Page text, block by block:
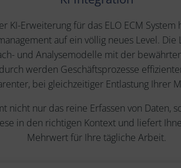
KI-Erweiterung für das ELO ECM System
auf ein völlig neues Level. Die
und Analysemodelle mit der
werden Geschäftsprozesse
bei gleichzeitiger Entlastung Ihrer
nicht nur das reine Erfassen von Daten,
in den richtigen Kontext und liefert
Mehrwert für Ihre tägliche Arbeit.